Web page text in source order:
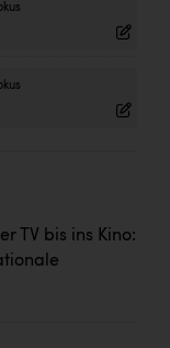
TV bis ins Kino: